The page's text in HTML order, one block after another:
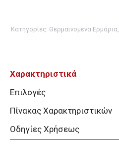
Κατηγορίες Θερμαινομενα Ερμάρια,
Χαρακτηριστικά
Επιλογές
Πίνακας Χαρακτηριστικών
Οδηγίες Χρήσεως